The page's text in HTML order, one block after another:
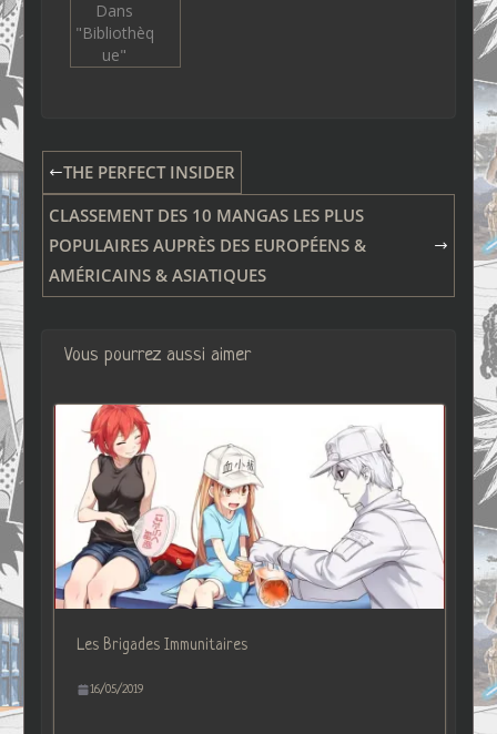
Dans
"Bibliothèq
ue"
THE PERFECT INSIDER
CLASSEMENT DES 10 MANGAS LES PLUS
POPULAIRES AUPRÈS DES EUROPÉENS &
AMÉRICAINS & ASIATIQUES
Vous pourrez aussi aimer
Les Brigades Immunitaires
16/05/2019